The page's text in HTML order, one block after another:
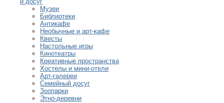
Музеи
Библиотеки
Антикафе
Необычные и арт-кафе
Квесты
Настольные игры
Кинотеатры
Креативные пространства
Хостелы и мини-отели
Арт-галереи
Семейный досуг
Зоопарки
Этно-деревни